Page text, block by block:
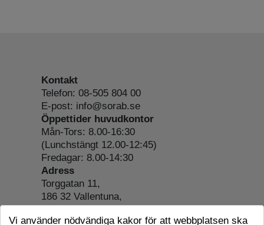
Kontakt
Telefon: 08-505 804 00
E-post: info@sorab.se
Öppettider huvudkontor
Mån-Tors: 8.00-16:30
(Lunchstängt 12.00-12:45)
Fredagar: 8.00-14:30
Adress
Torggatan 11,
186 32 Vallentuna,
Org.nr: 556197-4022
Om webbplatsen
Vi använder nödvändiga kakor för att webbplatsen ska